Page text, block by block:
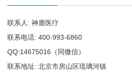
联系人: 神鹿医疗
联系电话: 400-993-6860
QQ:14675016（同微信）
联系地址: 北京市房山区琉璃河镇